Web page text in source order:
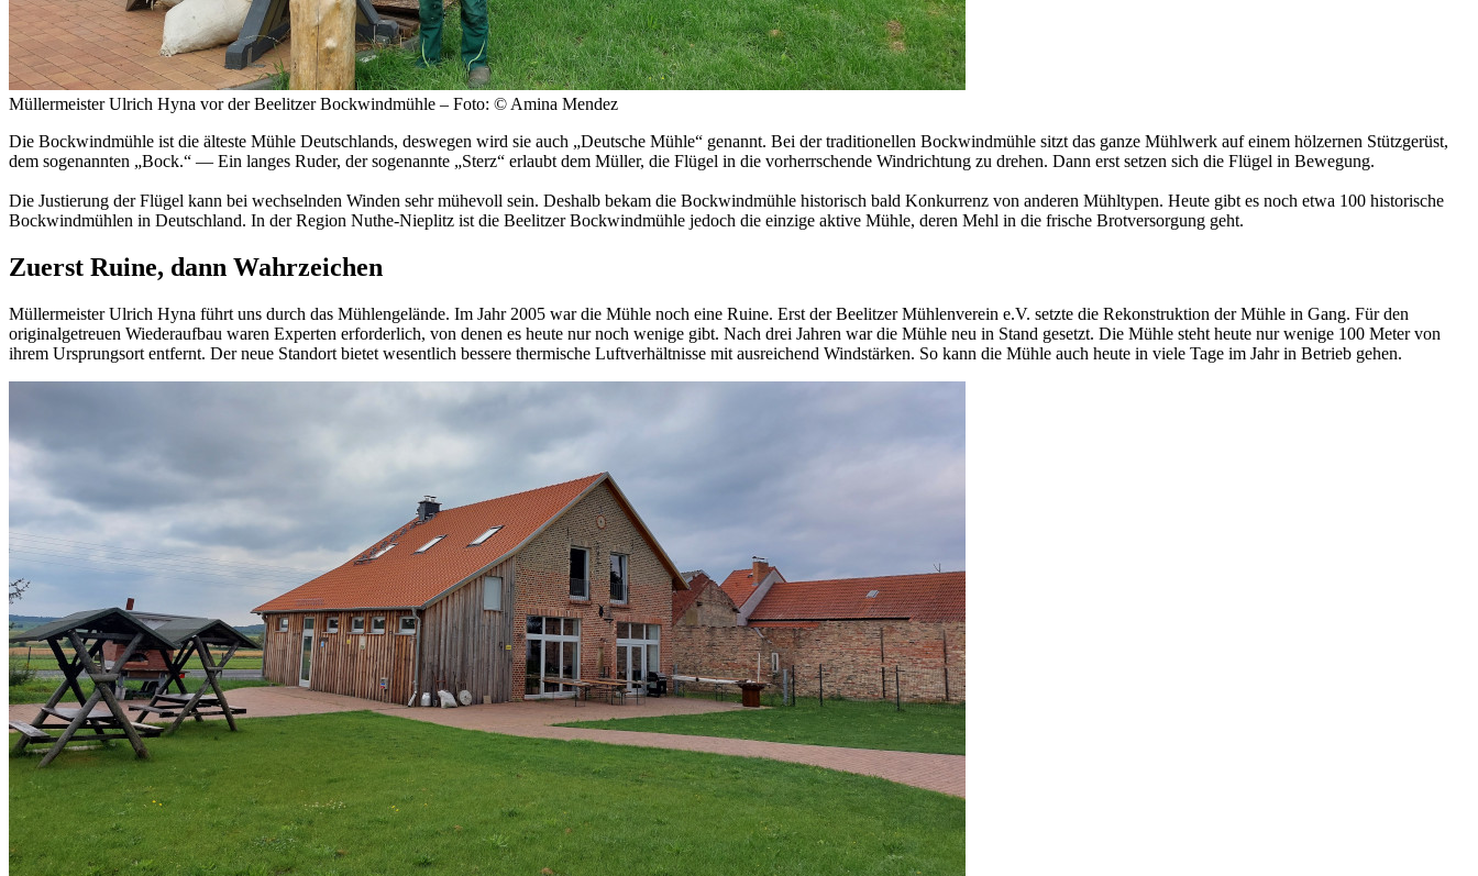
Müllermeister Ulrich Hyna vor der Beelitzer Bockwindmühle – Foto: © Amina Mendez
Die Bockwindmühle ist die älteste Mühle Deutschlands, deswegen wird sie auch „Deutsche Mühle“ genannt. Bei der traditionellen Bockwindmühle sitzt das ganze Mühlwerk auf einem hölzernen Stützgerüst,
dem sogenannten „Bock.“ — Ein langes Ruder, der sogenannte „Sterz“ erlaubt dem Müller, die Flügel in die vorherrschende Windrichtung zu drehen. Dann erst setzen sich die Flügel in Bewegung.
Die Justierung der Flügel kann bei wechselnden Winden sehr mühevoll sein. Deshalb bekam die Bockwindmühle historisch bald Konkurrenz von anderen Mühltypen. Heute gibt es noch etwa 100 historische
Bockwindmühlen in Deutschland. In der Region Nuthe-Nieplitz ist die Beelitzer Bockwindmühle jedoch die einzige aktive Mühle, deren Mehl in die frische Brotversorgung geht.
Zuerst Ruine, dann Wahrzeichen
Müllermeister Ulrich Hyna führt uns durch das Mühlengelände. Im Jahr 2005 war die Mühle noch eine Ruine. Erst der Beelitzer Mühlenverein e.V. setzte die Rekonstruktion der Mühle in Gang. Für den
originalgetreuen Wiederaufbau waren Experten erforderlich, von denen es heute nur noch wenige gibt. Nach drei Jahren war die Mühle neu in Stand gesetzt. Die Mühle steht heute nur wenige 100 Meter von
ihrem Ursprungsort entfernt. Der neue Standort bietet wesentlich bessere thermische Luftverhältnisse mit ausreichend Windstärken. So kann die Mühle auch heute in viele Tage im Jahr in Betrieb gehen.